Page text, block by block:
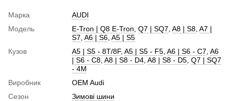
Марка
AUDI
Модель
E-Tron | Q8 E-Tron Q7 | SQ7 A8 | S8 A7 |
S7 A6 | S6 A5 | S5
Кузов
A5 | S5 - 8T/8F, A5 | S5 - F5 A6 | S6 - C7 A6
| S6 - C8 A8 | S8 - D4 A8 | S8 - D5 Q7 | SQ7
- 4M
Виробник
OEM Audi
Сезон
Зимові шини